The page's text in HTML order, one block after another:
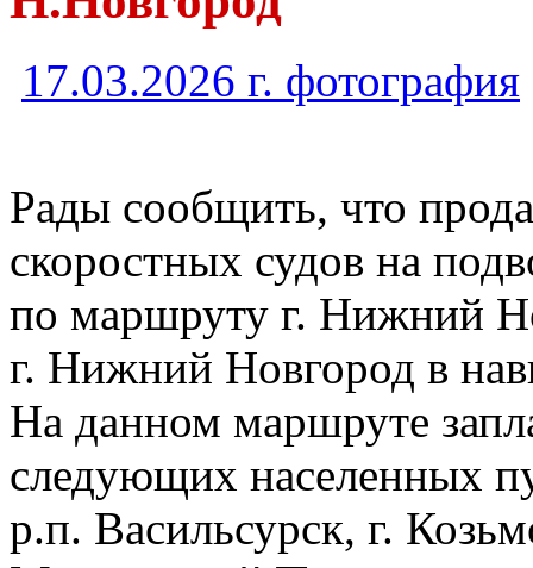
17.03.2026 г. фотография
Рады сообщить, что
скоростных судов на
по маршруту г. Нижний
г. Нижний Новгород в
На данном маршруте
следующих населенных
р.п. Васильсурск, г.